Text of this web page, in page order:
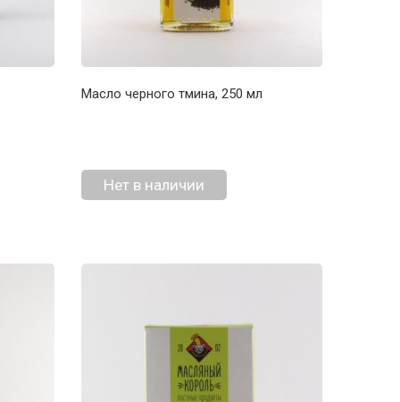
Масло черного тмина, 250 мл
Нет в наличии